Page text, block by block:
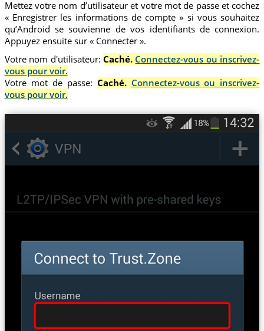
Mettez votre nom d’utilisateur et votre mot de passe et cochez
« Enregistrer les informations de compte » si vous souhaitez
qu’Android se souvienne de vos identifiants de connexion.
Appuyez ensuite sur « Connecter ».
Votre nom d'utilisateur: Caché. Connectez-vous ou inscrivez-
vous pour voir.
Votre mot de passe: Caché. Connectez-vous ou inscrivez-
vous pour voir.